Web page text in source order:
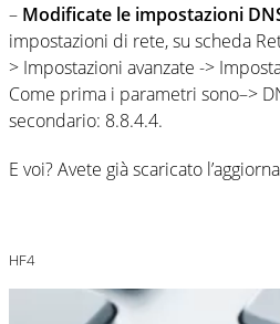
– Modificate le impostazioni
impostazioni di rete, su scheda
> Impostazioni avanzate ->
Come prima i parametri sono–>
secondario: 8.8.4.4.
E voi? Avete già scaricato
HF4